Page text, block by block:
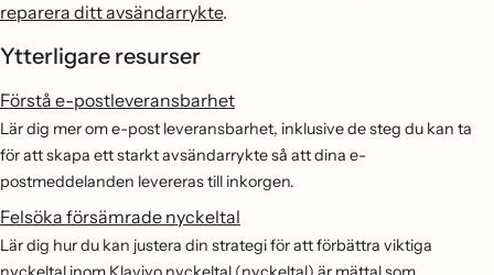
reparera ditt avsändarrykte.
Ytterligare resurser
Förstå e-postleveransbarhet
Lär dig mer om e-post leveransbarhet, inklusive de steg du kan ta
för att skapa ett starkt avsändarrykte så att dina e-
postmeddelanden levereras till inkorgen.
Felsöka försämrade nyckeltal
Lär dig hur du kan justera din strategi för att förbättra viktiga